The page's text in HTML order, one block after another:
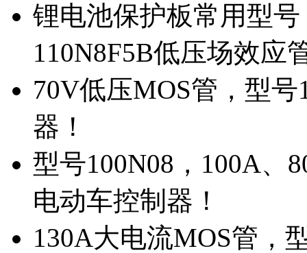
锂电池保护板常用型
110N8F5B低压场效应
70V低压MOS管，型
器！
型号100N08，100A、
电动车控制器！
130A大电流MOS管，